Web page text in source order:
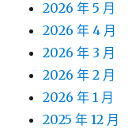
2026 年 5 月
2026 年 4 月
2026 年 3 月
2026 年 2 月
2026 年 1 月
2025 年 12 月